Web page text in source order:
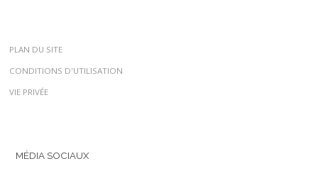
PLAN DU SITE
CONDITIONS D'UTILISATION
VIE PRIVÉE
MÉDIA SOCIAUX